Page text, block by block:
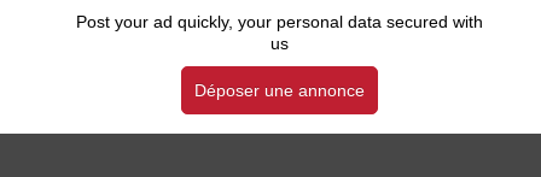
Post your ad quickly, your personal data secured with
us
Déposer une annonce